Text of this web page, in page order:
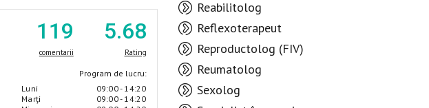
119
comentarii
5.68
Rating
Program de lucru:
Luni
Marţi
09:00 - 14:20
09:00 - 14:20
Reabilitolog
Reflexoterapeut
Reproductolog (FIV)
Reumatolog
Sexolog